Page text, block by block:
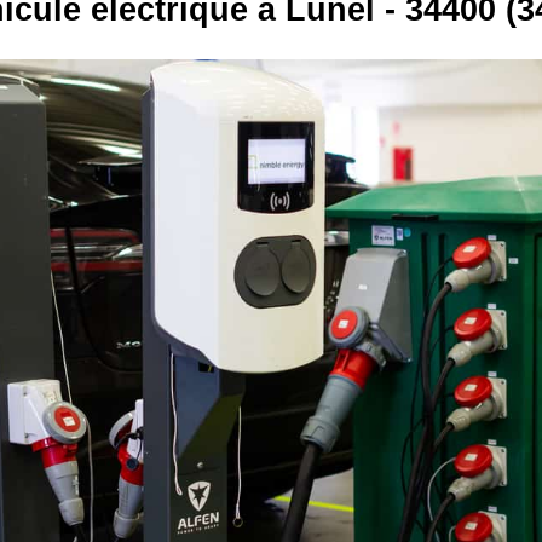
électrique à Lunel - 34400